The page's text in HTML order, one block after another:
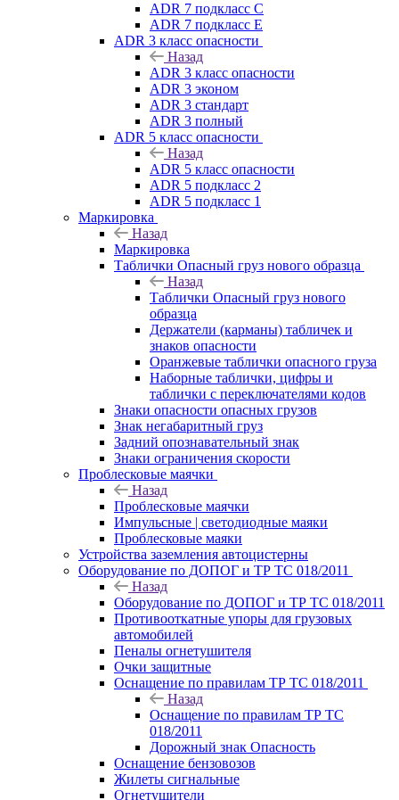
ADR 7 подкласс C
ADR 7 подкласс E
ADR 3 класс опасности
Назад
ADR 3 класс опасности
ADR 3 эконом
ADR 3 стандарт
ADR 3 полный
ADR 5 класс опасности
Назад
ADR 5 класс опасности
ADR 5 подкласс 2
ADR 5 подкласс 1
Маркировка
Назад
Маркировка
Таблички Опасный груз нового образца
Назад
Таблички Опасный груз нового
образца
Держатели (карманы) табличек и
знаков опасности
Оранжевые таблички опасного груза
Наборные таблички, цифры и
таблички с переключателями кодов
Знаки опасности опасных грузов
Знак негабаритный груз
Задний опознавательный знак
Знаки ограничения скорости
Проблесковые маячки
Назад
Проблесковые маячки
Импульсные | светодиодные маяки
Проблесковые маяки
Устройства заземления автоцистерны
Оборудование по ДОПОГ и ТР ТС 018/2011
Назад
Оборудование по ДОПОГ и ТР ТС 018/2011
Противооткатные упоры для грузовых
автомобилей
Пеналы огнетушителя
Очки защитные
Оснащение по правилам ТР ТС 018/2011
Назад
Оснащение по правилам ТР ТС
018/2011
Дорожный знак Опасность
Оснащение бензовозов
Жилеты сигнальные
Огнетушители